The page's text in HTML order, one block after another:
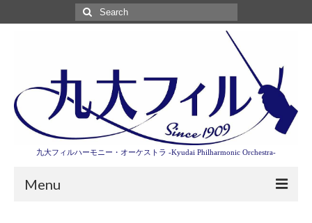
Search
for:
九大フィルハーモニー・オーケストラ -Kyudai Philharmonic Orchestra-
Menu